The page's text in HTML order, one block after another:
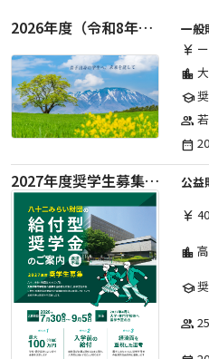
2026年度（令和8年度）第２期 一般財団法人イーハトーブ育英会奨学生募集（給付型） 日本国内及び海外の大学・大学院に自宅外通学をする学生に生活費の一部(家賃半額相当)を給付【岩手県が本籍地の大学生または大学院生対象】
currency_yen ー
location_city
school
group
date_range
2027年度奨学生募集要項
currency_yen
location_city 高
school
group